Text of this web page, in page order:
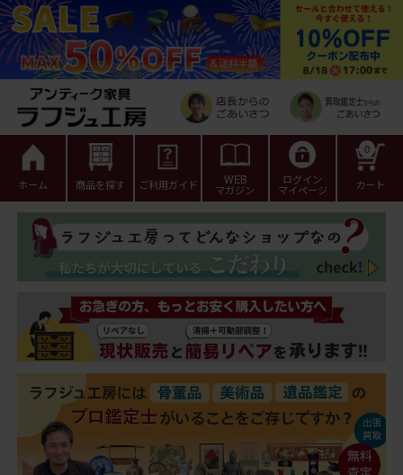
ホーム 商品を探す ご利用ガイド WEB
マガジン
ログイン
マイページ カート
0